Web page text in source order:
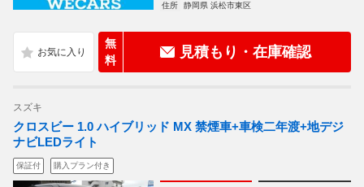
住所
静岡県 浜松市東区
無
料
見積もり・在庫確認
スズキ
クロスビー 1.0 ハイブリッド MX 禁煙車+車検二年渡+地デジ
ナビLEDライト
保証付 購入プラン付き